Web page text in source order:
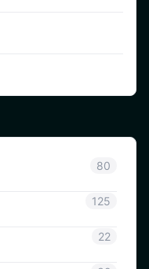
80
125
22